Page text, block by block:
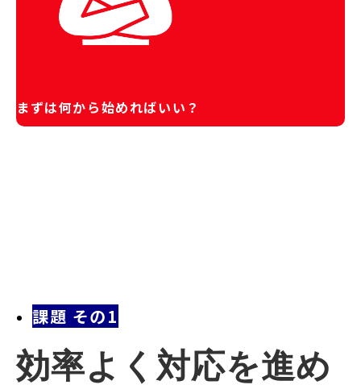
まずは何から始めればいい？
課題 その1
効率よく対応を進め